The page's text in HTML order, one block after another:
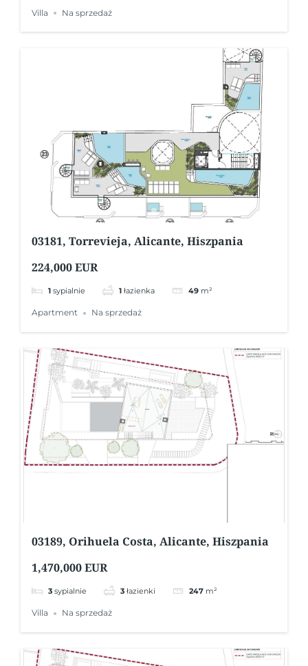
Villa Na sprzedaż
03181, Torrevieja, Alicante, Hiszpania
224,000 EUR
1 sypialnie 1 łazienka 49 m²
Apartment Na sprzedaż
03189, Orihuela Costa, Alicante, Hiszpania
1,470,000 EUR
3 sypialnie 3 łazienki 247 m²
Villa Na sprzedaż